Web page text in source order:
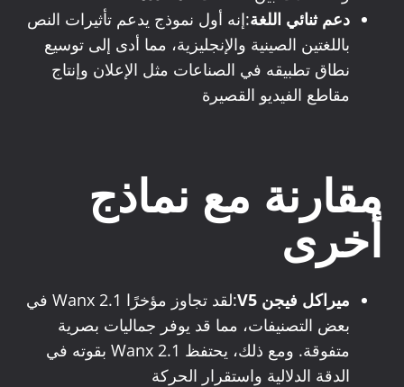
دعم ثنائي اللغة:إنه أول نموذج يدعم تأثيرات النص
باللغتين الصينية والإنجليزية، مما أدى إلى توسيع
نطاق تطبيقه في الصناعات مثل الإعلان وإنتاج
مقاطع الفيديو القصيرة
مقارنة مع نماذج
أخرى
ميراكل فيجن V5
:لقد تجاوز مؤخرًا Wanx 2.1 في
بعض التصنيفات، مما قد يوفر جماليات بصرية
متفوقة. ومع ذلك، يحتفظ Wanx 2.1 بقوته في
الدقة الدلالية واستقرار الحركة